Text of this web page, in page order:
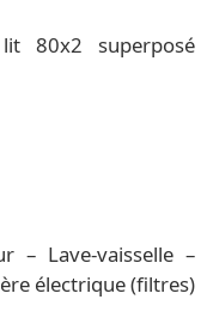
80x2 superposé
– Lave-vaisselle –
électrique (filtres)